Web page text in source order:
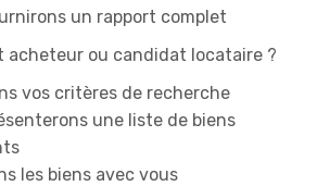
un rapport complet
acheteur ou candidat locataire ?
vos critères de recherche
une liste de biens
les biens avec vous